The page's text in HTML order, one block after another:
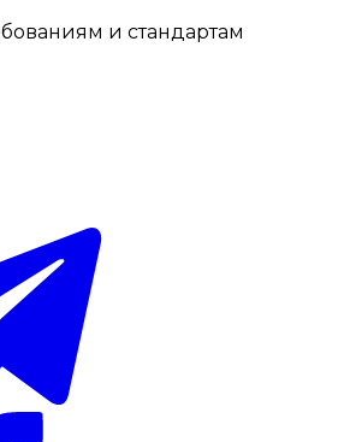
и стандартам